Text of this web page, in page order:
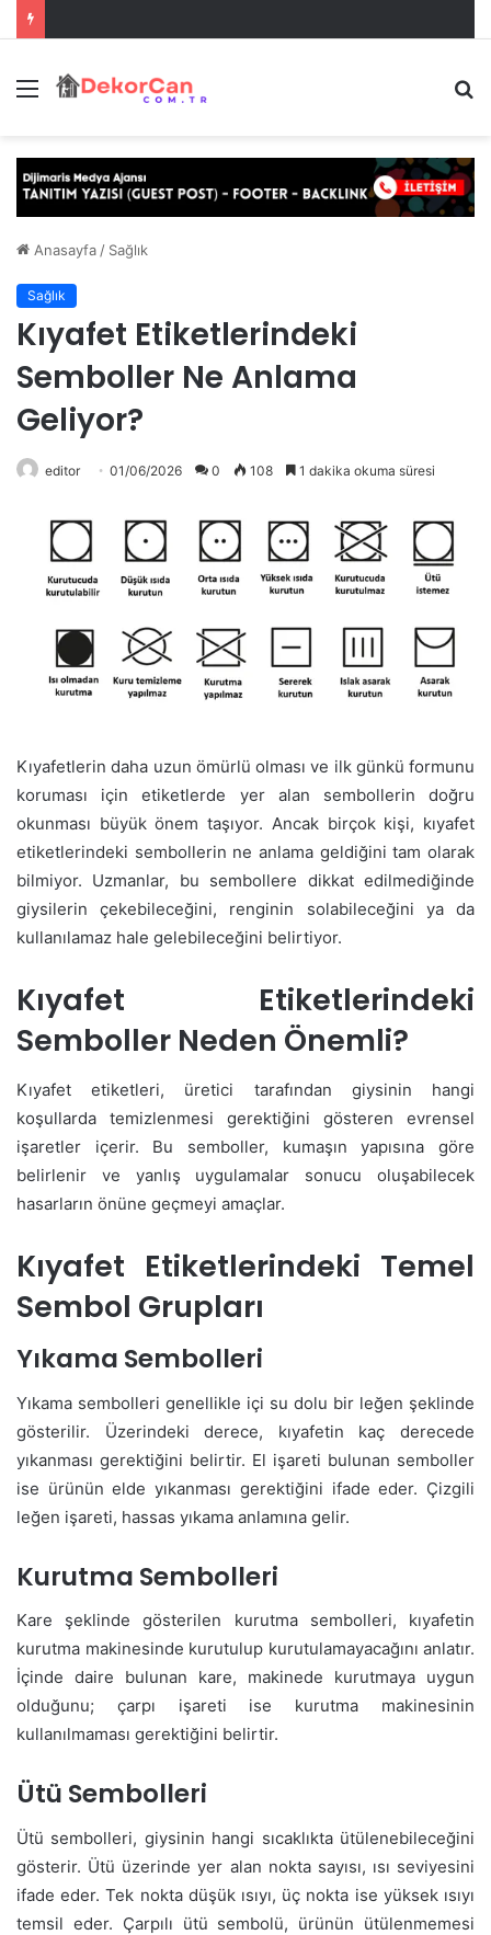
Menü
...
Anasayfa / Sağlık
Sağlık
Kıyafet Etiketlerindeki
Semboller Ne Anlama
Geliyor?
editor 01/06/2026 0 108 1 dakika okuma süresi
Kıyafetlerin daha uzun ömürlü olması ve ilk günkü formunu
koruması için etiketlerde yer alan sembollerin doğru
okunması büyük önem taşıyor. Ancak birçok kişi, kıyafet
etiketlerindeki sembollerin ne anlama geldiğini tam olarak
bilmiyor. Uzmanlar, bu sembollere dikkat edilmediğinde
giysilerin çekebileceğini, renginin solabileceğini ya da
kullanılamaz hale gelebileceğini belirtiyor.
Kıyafet Etiketlerindeki
Semboller Neden Önemli?
Kıyafet etiketleri, üretici tarafından giysinin hangi
koşullarda temizlenmesi gerektiğini gösteren evrensel
işaretler içerir. Bu semboller, kumaşın yapısına göre
belirlenir ve yanlış uygulamalar sonucu oluşabilecek
hasarların önüne geçmeyi amaçlar.
Kıyafet Etiketlerindeki Temel
Sembol Grupları
Yıkama Sembolleri
Yıkama sembolleri genellikle içi su dolu bir leğen şeklinde
gösterilir. Üzerindeki derece, kıyafetin kaç derecede
yıkanması gerektiğini belirtir. El işareti bulunan semboller
ise ürünün elde yıkanması gerektiğini ifade eder. Çizgili
leğen işareti, hassas yıkama anlamına gelir.
Kurutma Sembolleri
Kare şeklinde gösterilen kurutma sembolleri, kıyafetin
kurutma makinesinde kurutulup kurutulamayacağını anlatır.
İçinde daire bulunan kare, makinede kurutmaya uygun
olduğunu; çarpı işareti ise kurutma makinesinin
kullanılmaması gerektiğini belirtir.
Ütü Sembolleri
Ütü sembolleri, giysinin hangi sıcaklıkta ütülenebileceğini
gösterir. Ütü üzerinde yer alan nokta sayısı, ısı seviyesini
ifade eder. Tek nokta düşük ısıyı, üç nokta ise yüksek ısıyı
temsil eder. Çarpılı ütü sembolü, ürünün ütülenmemesi